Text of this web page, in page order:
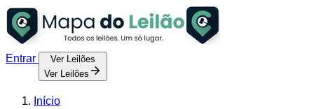
Entrar
Ver Leilões
Ver Leilões
Início